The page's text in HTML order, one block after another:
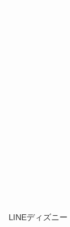
LINEディズニ